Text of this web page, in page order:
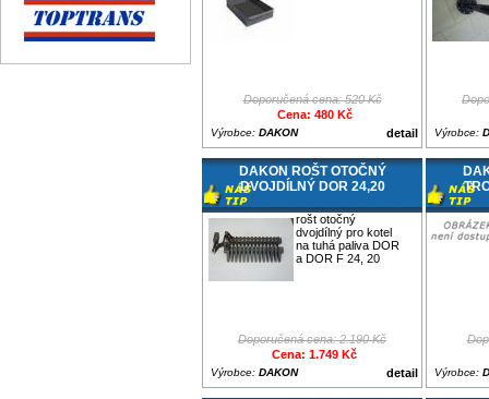
Doporučená cena: 520 Kč
Cena: 480 Kč
detail
Výrobce: DAKON Výrobce:
DAKON ROŠT OTOČNÝ
DVOJDÍLNÝ DOR 24,20
rošt otočný
dvojdílný pro kotel
na tuhá paliva DOR
a DOR F 24, 20
Doporučená cena: 2.190 Kč
Cena: 1.749 Kč
detail
Výrobce: DAKON Výrobce: